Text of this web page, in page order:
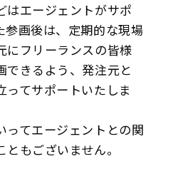
はエージェントがサポ
参画後は、定期的な現場
にフリーランスの皆様
できるよう、発注元と
ってサポートいたしま
ってエージェントとの関
もございません。